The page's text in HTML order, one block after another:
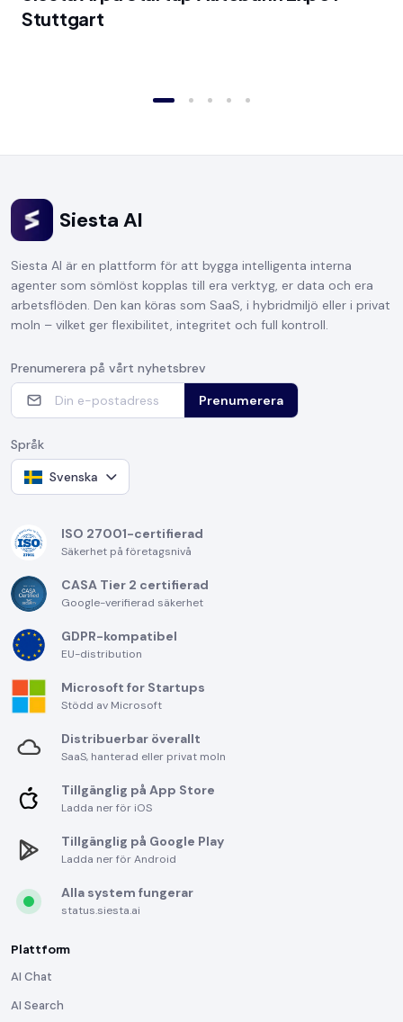
Stuttgart
Siesta AI
Siesta AI är en plattform för att bygga intelligenta interna
agenter som sömlöst kopplas till era verktyg, er data och era
arbetsflöden. Den kan köras som SaaS, i hybridmiljö eller i privat
moln – vilket ger flexibilitet, integritet och full kontroll.
Prenumerera på vårt nyhetsbrev
Prenumerera
Språk
Svenska
ISO 27001-certifierad
Säkerhet på företagsnivå
CASA Tier 2 certifierad
Google-verifierad säkerhet
GDPR-kompatibel
EU-distribution
Microsoft for Startups
Stödd av Microsoft
Distribuerbar överallt
SaaS, hanterad eller privat moln
Tillgänglig på App Store
Ladda ner för iOS
Tillgänglig på Google Play
Ladda ner för Android
Alla system fungerar
status.siesta.ai
Plattform
AI Chat
AI Search